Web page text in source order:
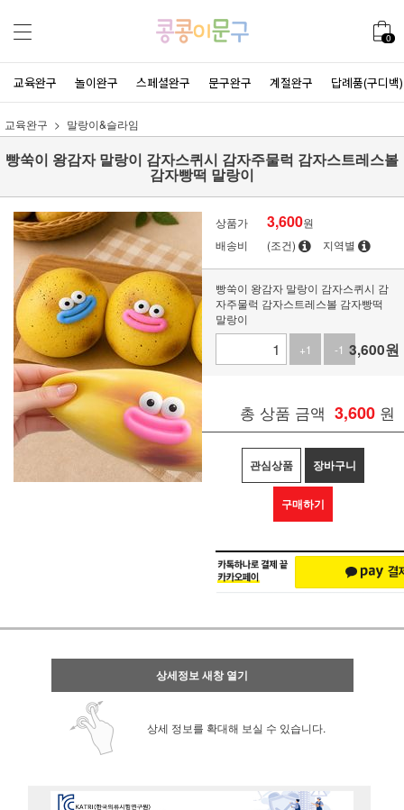
0
교육완구 놀이완구 스페셜완구 문구완구 계절완구 답례품(구디백)
교육완구 말랑이&슬라임
빵쑥이 왕감자 말랑이 감자스퀴시 감자주물럭 감자스트레스볼
감자빵떡 말랑이
상품가 3,600원
배송비
(조건) 지역별
빵쑥이 왕감자 말랑이 감자스퀴시 감
자주물럭 감자스트레스볼 감자빵떡
말랑이
+1
-1 3,600원
총 상품 금액 3,600 원
관심상품 장바구니
구매하기
상세정보 새창 열기
상세 정보를 확대해 보실 수 있습니다.